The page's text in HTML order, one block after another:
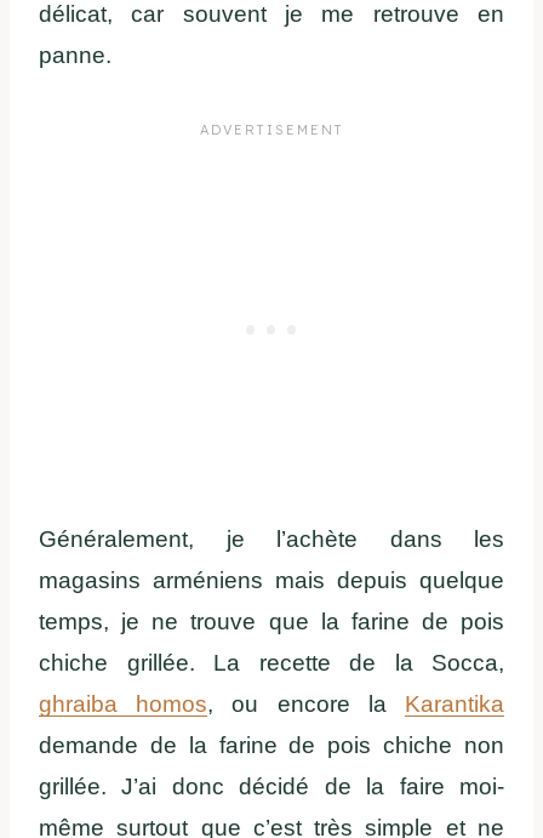
délicat, car souvent je me retrouve en
panne.
Généralement, je l’achète dans les
magasins arméniens mais depuis quelque
temps, je ne trouve que la farine de pois
chiche grillée. La recette de la Socca,
ghraiba homos, ou encore la Karantika
demande de la farine de pois chiche non
grillée. J’ai donc décidé de la faire moi-
même surtout que c’est très simple et ne